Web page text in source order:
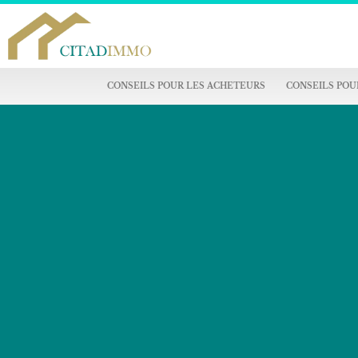
CONSEILS POUR LES ACHETEURS CONSEILS